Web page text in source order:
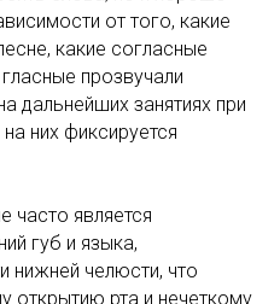
от того, какие
какие согласные
прозвучали
дальнейших занятиях при
них фиксируется
часто является
губ и языка,
нижней челюсти, что
открытию рта и нечеткому